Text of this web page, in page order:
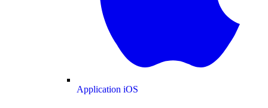
Application iOS